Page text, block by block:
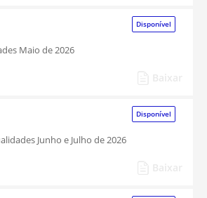
Disponível
Maio de 2026
Disponível
Junho e Julho de 2026